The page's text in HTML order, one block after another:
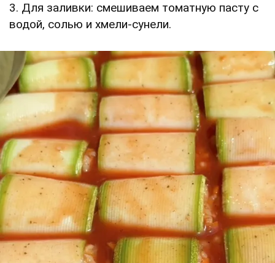
3. Для заливки: смешиваем томатную пасту с
водой, солью и хмели-сунели.